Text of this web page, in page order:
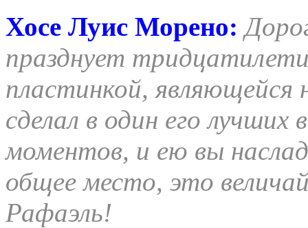
Хосе Луис Морено:
празднует
пластинкой,
сделал в один его
моментов, и ею вы
общее место, это
Рафаэль!